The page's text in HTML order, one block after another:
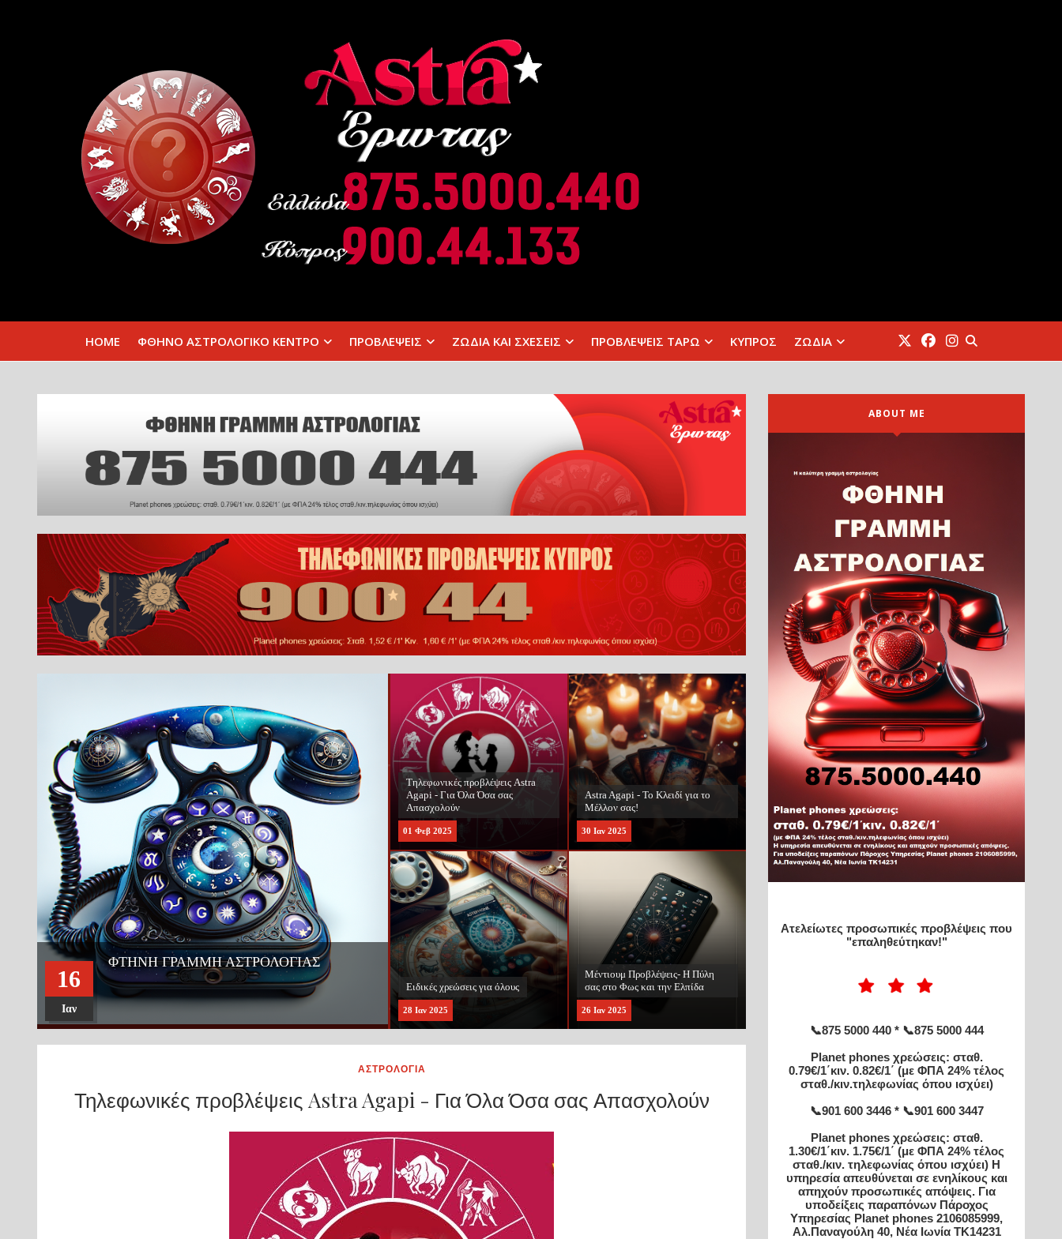
HOME ΦΘΗΝΟ ΑΣΤΡΟΛΟΓΙΚΟ ΚΕΝΤΡΟ ΠΡΟΒΛΕΨΕΙΣ ΖΩΔΙΑ ΚΑΙ ΣΧΕΣΕΙΣ ΠΡΟΒΛΕΨΕΙΣ ΤΑΡΩ ΚΥΠΡΟΣ ΖΩΔΙΑ
ΦΤΗΝΗ ΓΡΑΜΜΗ ΑΣΤΡΟΛΟΓΙΑΣ
16
Ιαν
Τηλεφωνικές προβλέψεις Astra
Agapi - Για Όλα Όσα σας
Απασχολούν
01 Φεβ 2025
Astra Agapi - Το Κλειδί για το
Μέλλον σας!
30 Ιαν 2025
Ειδικές χρεώσεις για όλους
28 Ιαν 2025
Μέντιουμ Προβλέψεις- Η Πύλη
σας στο Φως και την Ελπίδα
26 Ιαν 2025
ΑΣΤΡΟΛΟΓΙΑ
Τηλεφωνικές προβλέψεις Astra Agapi - Για Όλα Όσα σας Απασχολούν
ABOUT ME
Ατελείωτες προσωπικές προβλέψεις που
"επαληθεύτηκαν!"
📞875 5000 440 * 📞875 5000 444
Planet phones χρεώσεις: σταθ.
0.79€/1΄κιν. 0.82€/1΄ (με ΦΠΑ 24% τέλος
σταθ./κιν.τηλεφωνίας όπου ισχύει)
📞901 600 3446 * 📞901 600 3447
Planet phones χρεώσεις: σταθ.
1.30€/1΄κιν. 1.75€/1΄ (με ΦΠΑ 24% τέλος
σταθ./κιν. τηλεφωνίας όπου ισχύει) Η
υπηρεσία απευθύνεται σε ενηλίκους και
απηχούν προσωπικές απόψεις. Για
υποδείξεις παραπόνων Πάροχος
Υπηρεσίας Planet phones 2106085999,
Αλ.Παναγούλη 40, Νέα Ιωνία TK14231